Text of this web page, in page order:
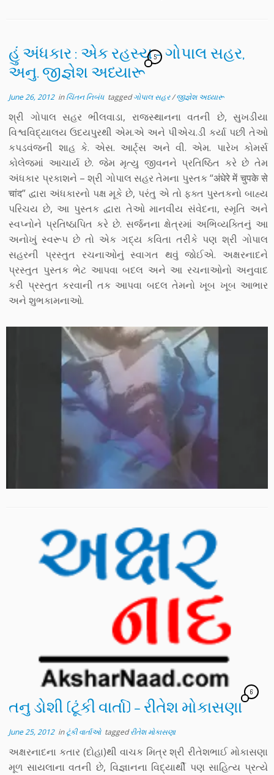
હું અંધકાર : એક રહસ્ય – ગોપાલ સહર,
અનુ. જીજ્ઞેશ અધ્યારૂ
5
June 26, 2012inચિંતન નિબંધ taggedગોપાલ સહર/જીજ્ઞેશ અધ્યારૂ
શ્રી ગોપાલ સહર ભીલવાડા, રાજસ્થાનના વતની છે, સુખડીયા
વિશ્વવિદ્યાલય ઉદયપુરથી એમ.એ અને પીએચ.ડી કર્યા પછી તેઓ
કપડવંજની શાહ કે. એસ. આર્ટ્સ અને વી. એમ. પારેખ કોમર્સ
કોલેજમાં આચાર્ય છે. જેમ મૃત્યુ જીવનને પ્રતિષ્ઠિત કરે છે તેમ
અંધકાર પ્રકાશને – શ્રી ગોપાલ સહર તેમના પુસ્તક “अंधेरे में चुपके से
चांद” દ્વારા અંધકારનો પક્ષ મૂકે છે, પરંતુ એ તો ફક્ત પુસ્તકનો બાહ્ય
પરિચય છે, આ પુસ્તક દ્વારા તેઓ માનવીય સંવેદના, સ્મૃતિ અને
સ્વપ્નોને પ્રતિષ્ઠાપિત કરે છે. સર્જનના ક્ષેત્રમાં અભિવ્યક્તિનું આ
અનોખું સ્વરૂપ છે તો એક ગદ્ય કવિતા તરીકે પણ શ્રી ગોપાલ
સહરની પ્રસ્તુત રચનાઓનું સ્વાગત થવું જોઈએ. અક્ષરનાદને
પ્રસ્તુત પુસ્તક ભેટ આપવા બદલ અને આ રચનાઓનો અનુવાદ
કરી પ્રસ્તુત કરવાની તક આપવા બદલ તેમનો ખૂબ ખૂબ આભાર
અને શુભકામનાઓ.
તનુ ડોશી (ટૂંકી વાર્તા) – રીતેશ મોકાસણા
6
June 25, 2012inટૂંકી વાર્તાઓ taggedરીતેશ મોકાસણા
અક્ષરનાદના કતાર (દોહા)થી વાચક મિત્ર શ્રી રીતેશભાઈ મોકાસણા
મૂળ સાયલાના વતની છે, વિજ્ઞાનના વિદ્યાર્થી પણ સાહિત્ય પ્રત્યે